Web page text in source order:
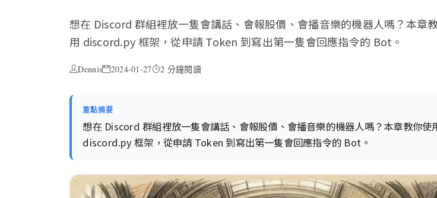
想在 Discord 群組裡放一隻會講話、會報股價、會播音樂的機器人嗎？本章
用 discord.py 框架，從申請 Token 到寫出第一隻會回應指令的 Bot。
Dennis 2024-01-27 2 分鐘閱讀
重點摘要
想在 Discord 群組裡放一隻會講話、會報股價、會播音樂的機器人嗎？本章教你使
discord.py 框架，從申請 Token 到寫出第一隻會回應指令的 Bot。